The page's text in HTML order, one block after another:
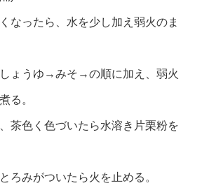
なったら、水を少し加え弱火のま
うゆ→みそ→の順に加え、弱火
る。
色く色づいたら水溶き片栗粉を
ろみがついたら火を止める。